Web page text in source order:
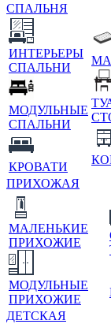
СПАЛЬНЯ
ИНТЕРЬЕРЫ
СПАЛЬНИ
МОДУЛЬНЫЕ
СПАЛЬНИ
КРОВАТИ
ПРИХОЖАЯ
МАЛЕНЬКИЕ
ПРИХОЖИЕ
МОДУЛЬНЫЕ
ПРИХОЖИЕ
ДЕТСКАЯ